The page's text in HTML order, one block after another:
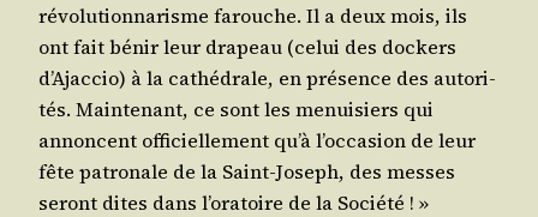
révo­lu­tion­na­risme farouche. Il a deux mois, ils
ont fait bénir leur dra­peau (celui des dockers
d’Ajaccio) à la cathé­drale, en pré­sence des auto­ri­
tés. Main­te­nant, ce sont les menui­siers qui
annoncent offi­ciel­le­ment qu’à l’occasion de leur
fête patro­nale de la Saint-Joseph, des messes
seront dites dans l’oratoire de la Société ! »